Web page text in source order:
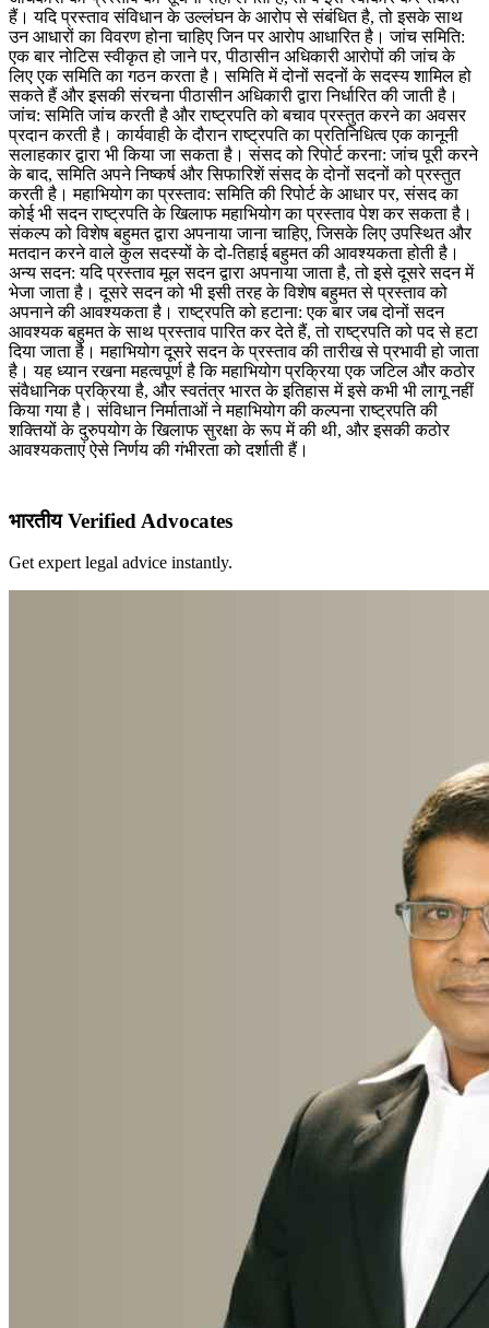
हैं। यदि प्रस्ताव संविधान के उल्लंघन के आरोप से संबंधित है, तो इसके साथ
उन आधारों का विवरण होना चाहिए जिन पर आरोप आधारित है। जांच समिति:
एक बार नोटिस स्वीकृत हो जाने पर, पीठासीन अधिकारी आरोपों की जांच के
लिए एक समिति का गठन करता है। समिति में दोनों सदनों के सदस्य शामिल हो
सकते हैं और इसकी संरचना पीठासीन अधिकारी द्वारा निर्धारित की जाती है।
जांच: समिति जांच करती है और राष्ट्रपति को बचाव प्रस्तुत करने का अवसर
प्रदान करती है। कार्यवाही के दौरान राष्ट्रपति का प्रतिनिधित्व एक कानूनी
सलाहकार द्वारा भी किया जा सकता है। संसद को रिपोर्ट करना: जांच पूरी करने
के बाद, समिति अपने निष्कर्ष और सिफारिशें संसद के दोनों सदनों को प्रस्तुत
करती है। महाभियोग का प्रस्ताव: समिति की रिपोर्ट के आधार पर, संसद का
कोई भी सदन राष्ट्रपति के खिलाफ महाभियोग का प्रस्ताव पेश कर सकता है।
संकल्प को विशेष बहुमत द्वारा अपनाया जाना चाहिए, जिसके लिए उपस्थित और
मतदान करने वाले कुल सदस्यों के दो-तिहाई बहुमत की आवश्यकता होती है।
अन्य सदन: यदि प्रस्ताव मूल सदन द्वारा अपनाया जाता है, तो इसे दूसरे सदन में
भेजा जाता है। दूसरे सदन को भी इसी तरह के विशेष बहुमत से प्रस्ताव को
अपनाने की आवश्यकता है। राष्ट्रपति को हटाना: एक बार जब दोनों सदन
आवश्यक बहुमत के साथ प्रस्ताव पारित कर देते हैं, तो राष्ट्रपति को पद से हटा
दिया जाता है। महाभियोग दूसरे सदन के प्रस्ताव की तारीख से प्रभावी हो जाता
है। यह ध्यान रखना महत्वपूर्ण है कि महाभियोग प्रक्रिया एक जटिल और कठोर
संवैधानिक प्रक्रिया है, और स्वतंत्र भारत के इतिहास में इसे कभी भी लागू नहीं
किया गया है। संविधान निर्माताओं ने महाभियोग की कल्पना राष्ट्रपति की
शक्तियों के दुरुपयोग के खिलाफ सुरक्षा के रूप में की थी, और इसकी कठोर
आवश्यकताएं ऐसे निर्णय की गंभीरता को दर्शाती हैं।
भारतीय Verified Advocates
Get expert legal advice instantly.